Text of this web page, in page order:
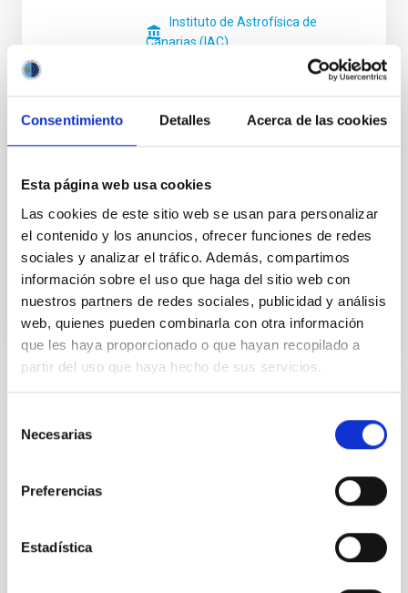
Consentimiento Detalles Acerca de las cookies
Esta página web usa cookies
Las cookies de este sitio web se usan para personalizar
el contenido y los anuncios, ofrecer funciones de redes
sociales y analizar el tráfico. Además, compartimos
información sobre el uso que haga del sitio web con
nuestros partners de redes sociales, publicidad y análisis
web, quienes pueden combinarla con otra información
que les haya proporcionado o que hayan recopilado a
partir del uso que haya hecho de sus servicios.
Necesarias
Preferencias
Estadística
Instituto de Astrofísica de
Canarias (IAC)
Instituto de Astrofísica de
Canarias (IAC)
Jefe/a Contabilidad
Vocal
TITULACIÓN REQUERIDA
NIVEL ESPAÑOL TÉCNICO SUPERIOR - FP (MECES
ESPECIALIDAD